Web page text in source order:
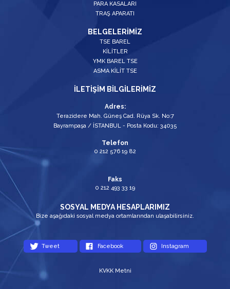
PARA KASALARI
TRAŞ APARATI
BELGELERİMİZ
TSE BAREL
KİLİTLER
YMK BAREL TSE
ASMA KİLİT TSE
İLETİŞİM BİLGİLERİMİZ
Adres:
Terazidere Mah. Güneş Cad. Rüya Sk. No:7
Bayrampaşa / İSTANBUL - Posta Kodu: 34035
Telefon
0 212 576 19 82
Faks
0 212 493 33 19
SOSYAL MEDYA HESAPLARIMIZ
Bize aşağıdaki sosyal medya ortamlarından ulaşabilirsiniz.
Tweet Facebook Instagram
KVKK Metni